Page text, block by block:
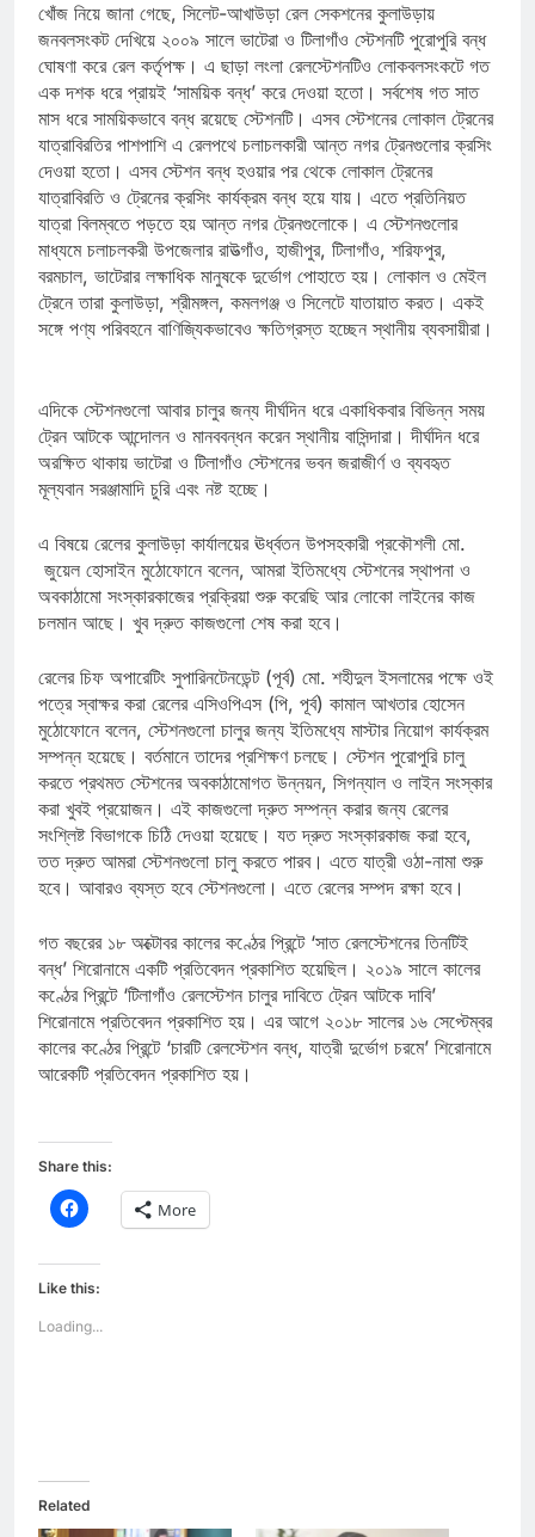
খোঁজ নিয়ে জানা গেছে, সিলেট-আখাউড়া রেল সেকশনের কুলাউড়ায়
জনবলসংকট দেখিয়ে ২০০৯ সালে ভাটেরা ও টিলাগাঁও স্টেশনটি পুরোপুরি বন্ধ
ঘোষণা করে রেল কর্তৃপক্ষ। এ ছাড়া লংলা রেলস্টেশনটিও লোকবলসংকটে গত
এক দশক ধরে প্রায়ই ‘সাময়িক বন্ধ’ করে দেওয়া হতো। সর্বশেষ গত সাত
মাস ধরে সাময়িকভাবে বন্ধ রয়েছে স্টেশনটি। এসব স্টেশনের লোকাল ট্রেনের
যাত্রাবিরতির পাশপাশি এ রেলপথে চলাচলকারী আন্ত নগর ট্রেনগুলোর ক্রসিং
দেওয়া হতো। এসব স্টেশন বন্ধ হওয়ার পর থেকে লোকাল ট্রেনের
যাত্রাবিরতি ও ট্রেনের ক্রসিং কার্যক্রম বন্ধ হয়ে যায়। এতে প্রতিনিয়ত
যাত্রা বিলম্বতে পড়তে হয় আন্ত নগর ট্রেনগুলোকে। এ স্টেশনগুলোর
মাধ্যমে চলাচলকরী উপজেলার রাউত্গাঁও, হাজীপুর, টিলাগাঁও, শরিফপুর,
বরমচাল, ভাটেরার লক্ষাধিক মানুষকে দুর্ভোগ পোহাতে হয়। লোকাল ও মেইল
ট্রেনে তারা কুলাউড়া, শ্রীমঙ্গল, কমলগঞ্জ ও সিলেটে যাতায়াত করত। একই
সঙ্গে পণ্য পরিবহনে বাণিজ্যিকভাবেও ক্ষতিগ্রস্ত হচ্ছেন স্থানীয় ব্যবসায়ীরা।
এদিকে স্টেশনগুলো আবার চালুর জন্য দীর্ঘদিন ধরে একাধিকবার বিভিন্ন সময়
ট্রেন আটকে আন্দোলন ও মানববন্ধন করেন স্থানীয় বাসিন্দারা। দীর্ঘদিন ধরে
অরক্ষিত থাকায় ভাটেরা ও টিলাগাঁও স্টেশনের ভবন জরাজীর্ণ ও ব্যবহৃত
মূল্যবান সরঞ্জামাদি চুরি এবং নষ্ট হচ্ছে।
এ বিষয়ে রেলের কুলাউড়া কার্যালয়ের ঊর্ধ্বতন উপসহকারী প্রকৌশলী মো.
জুয়েল হোসাইন মুঠোফোনে বলেন, আমরা ইতিমধ্যে স্টেশনের স্থাপনা ও
অবকাঠামো সংস্কারকাজের প্রক্রিয়া শুরু করেছি আর লোকো লাইনের কাজ
চলমান আছে। খুব দ্রুত কাজগুলো শেষ করা হবে।
রেলের চিফ অপারেটিং সুপারিনটেনডেন্ট (পূর্ব) মো. শহীদুল ইসলামের পক্ষে ওই
পত্রে স্বাক্ষর করা রেলের এসিওপিএস (পি, পূর্ব) কামাল আখতার হোসেন
মুঠোফোনে বলেন, স্টেশনগুলো চালুর জন্য ইতিমধ্যে মাস্টার নিয়োগ কার্যক্রম
সম্পন্ন হয়েছে। বর্তমানে তাদের প্রশিক্ষণ চলছে। স্টেশন পুরোপুরি চালু
করতে প্রথমত স্টেশনের অবকাঠামোগত উন্নয়ন, সিগন্যাল ও লাইন সংস্কার
করা খুবই প্রয়োজন। এই কাজগুলো দ্রুত সম্পন্ন করার জন্য রেলের
সংশ্লিষ্ট বিভাগকে চিঠি দেওয়া হয়েছে। যত দ্রুত সংস্কারকাজ করা হবে,
তত দ্রুত আমরা স্টেশনগুলো চালু করতে পারব। এতে যাত্রী ওঠা-নামা শুরু
হবে। আবারও ব্যস্ত হবে স্টেশনগুলো। এতে রেলের সম্পদ রক্ষা হবে।
গত বছরের ১৮ অক্টোবর কালের কণ্ঠের প্রিন্টে ‘সাত রেলস্টেশনের তিনটিই
বন্ধ’ শিরোনামে একটি প্রতিবেদন প্রকাশিত হয়েছিল। ২০১৯ সালে কালের
কণ্ঠের প্রিন্টে ‘টিলাগাঁও রেলস্টেশন চালুর দাবিতে ট্রেন আটকে দাবি’
শিরোনামে প্রতিবেদন প্রকাশিত হয়। এর আগে ২০১৮ সালের ১৬ সেপ্টেম্বর
কালের কণ্ঠের প্রিন্টে ‘চারটি রেলস্টেশন বন্ধ, যাত্রী দুর্ভোগ চরমে’ শিরোনামে
আরেকটি প্রতিবেদন প্রকাশিত হয়।
Share this:
Click
to
Facebook
(Opens
in
window)
More
Like this:
Loading...
Related